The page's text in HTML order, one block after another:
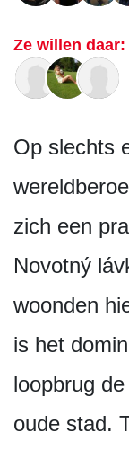
Ze willen daar:
Op slechts
zich een
Novotný
woonden
is het
loopbrug
oude stad.